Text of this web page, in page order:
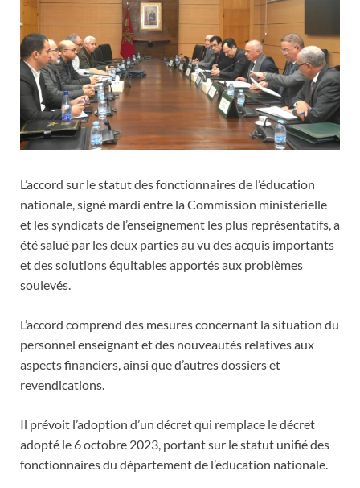
L’accord sur le statut des fonctionnaires de l’éducation
nationale, signé mardi entre la Commission ministérielle
et les syndicats de l’enseignement les plus représentatifs, a
été salué par les deux parties au vu des acquis importants
et des solutions équitables apportés aux problèmes
soulevés.
L’accord comprend des mesures concernant la situation du
personnel enseignant et des nouveautés relatives aux
aspects financiers, ainsi que d’autres dossiers et
revendications.
Il prévoit l’adoption d’un décret qui remplace le décret
adopté le 6 octobre 2023, portant sur le statut unifié des
fonctionnaires du département de l’éducation nationale.